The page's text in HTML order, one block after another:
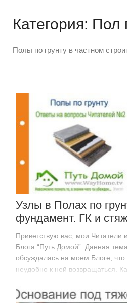
Категория: Пол
Полы по грунту в частном
Узлы в Полах по
фундамент. ГК и
Приветствую вас, мои Читатели
Блога “Путь Домой”. Данная
обсуждалась на моем Блоге,
неудобно к ней возвращаться.